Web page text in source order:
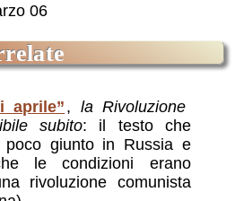
06
aprile” , la Rivoluzione
subito: il testo che
poco giunto in Russia e
le condizioni erano
rivoluzione comunista